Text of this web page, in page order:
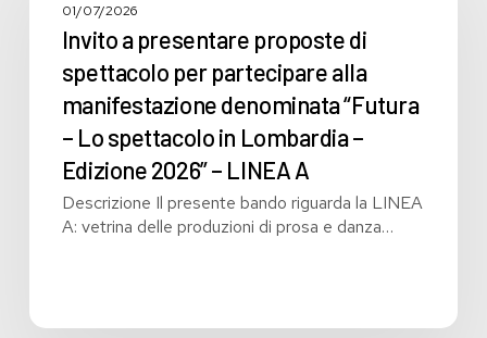
proposte
spettacolo
partecipare
manifestazione
denominata
“Futura
Lombardia
01/07/2026
Invito a presentare proposte di
spettacolo per partecipare alla
manifestazione denominata “Futura
– Lo spettacolo in Lombardia –
Edizione 2026” – LINEA A
Descrizione Il presente bando riguarda la LINEA
A: vetrina delle produzioni di prosa e danza…